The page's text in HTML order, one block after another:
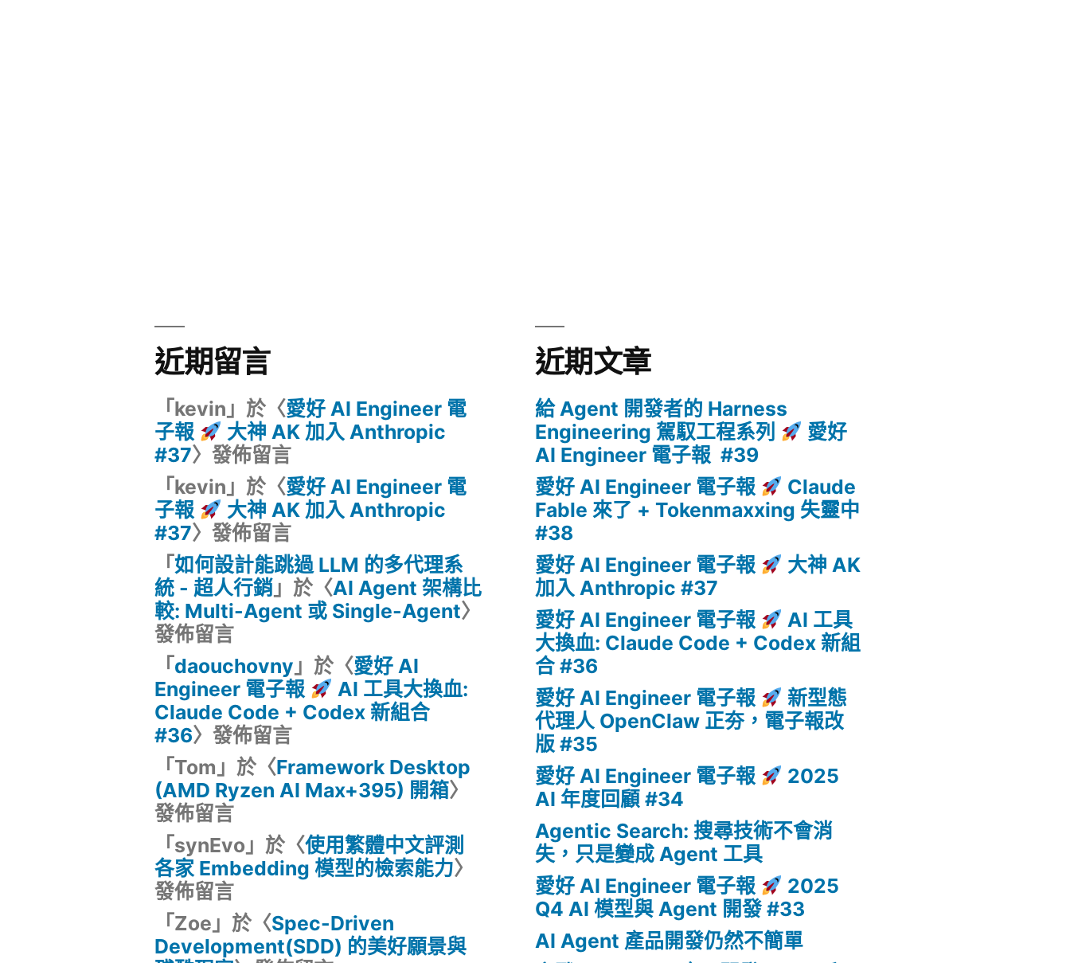
近期留言
「 kevin 」於〈愛好 AI Engineer 電
子報
大神 AK 加入 Anthropic
#37〉發佈留言
「 kevin 」於〈愛好 AI Engineer 電
子報
大神 AK 加入 Anthropic
#37〉發佈留言
「如何設計能跳過 LLM 的多代理系
統 - 超人行銷 」於〈AI Agent 架構比
較: Multi-Agent 或 Single-Agent〉
發佈留言
「 daouchovny 」於〈愛好 AI
Engineer 電子報
AI 工具大換血:
Claude Code + Codex 新組合
#36〉發佈留言
「 Tom 」於〈Framework Desktop
(AMD Ryzen AI Max+395) 開箱〉
發佈留言
「 synEvo 」於〈使用繁體中文評測
各家 Embedding 模型的檢索能力〉
發佈留言
「 Zoe 」於〈Spec-Driven
Development(SDD) 的美好願景與
近期文章
給 Agent 開發者的 Harness
Engineering 駕馭工程系列
愛好
AI Engineer 電子報 #39
愛好 AI Engineer 電子報
Claude
Fable 來了 + Tokenmaxxing 失靈中
#38
愛好 AI Engineer 電子報
大神 AK
加入 Anthropic #37
愛好 AI Engineer 電子報
AI 工具
大換血: Claude Code + Codex 新組
合 #36
愛好 AI Engineer 電子報
新型態
代理人 OpenClaw 正夯，電子報改
版 #35
愛好 AI Engineer 電子報
2025
AI 年度回顧 #34
Agentic Search: 搜尋技術不會消
失，只是變成 Agent 工具
愛好 AI Engineer 電子報
2025
Q4 AI 模型與 Agent 開發 #33
AI Agent 產品開發仍然不簡單